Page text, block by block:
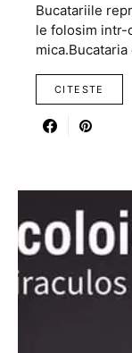
Bucatariile
le folosim intr-
CITESTE